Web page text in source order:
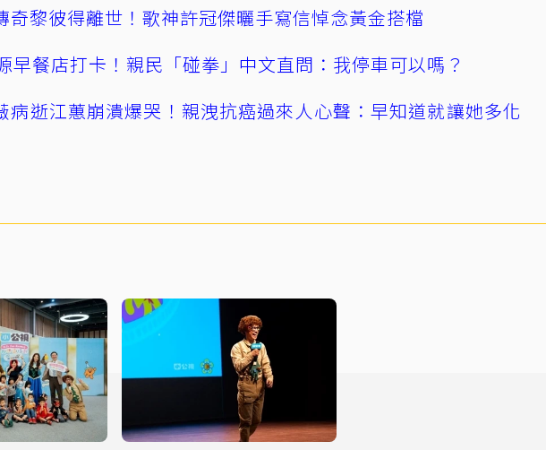
奇黎彼得離世！歌神許冠傑曬手寫信悼念黃金搭檔
早餐店打卡！親民「碰拳」中文直問：我停車可以嗎？
病逝江蕙崩潰爆哭！親洩抗癌過來人心聲：早知道就讓她多化